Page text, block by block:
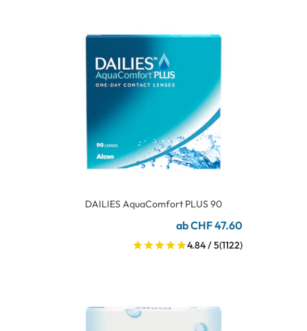
DAILIES AquaComfort PLUS 90
ab CHF 47.60
4.84 / 5(1122)